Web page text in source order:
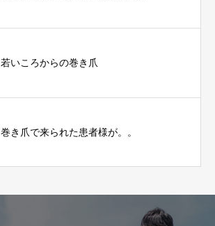
若いころからの巻き爪
巻き爪で来られた患者様が。。